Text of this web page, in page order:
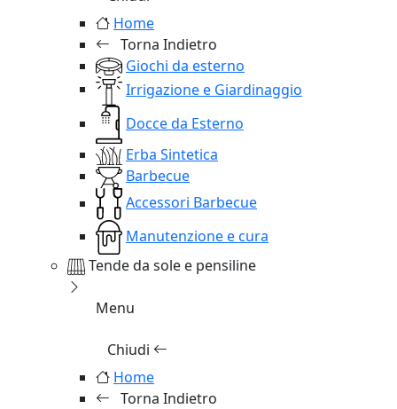
Home
Torna Indietro
Giochi da esterno
Irrigazione e Giardinaggio
Docce da Esterno
Erba Sintetica
Barbecue
Accessori Barbecue
Manutenzione e cura
Tende da sole e pensiline
Menu
Chiudi
Home
Torna Indietro